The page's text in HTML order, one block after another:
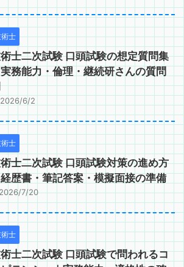
士
士二次試験 口頭試験の想定質問集
実務能力・倫理・継続研さんの質問
2026/6/2
士
士二次試験 口頭試験対策の進め方
経歴書・筆記答案・模擬面接の準備
7/20
士
士二次試験 口頭試験で問われるコ